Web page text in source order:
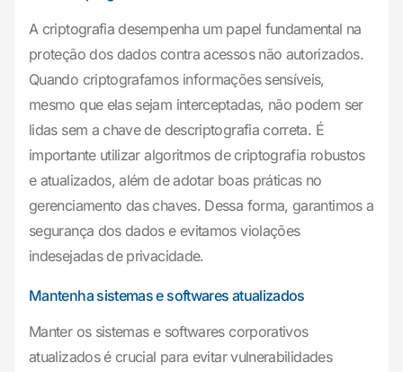
A criptografia desempenha um papel fundamental na
proteção dos dados contra acessos não autorizados.
Quando criptografamos informações sensíveis,
mesmo que elas sejam interceptadas, não podem ser
lidas sem a chave de descriptografia correta. É
importante utilizar algoritmos de criptografia robustos
e atualizados, além de adotar boas práticas no
gerenciamento das chaves. Dessa forma, garantimos a
segurança dos dados e evitamos violações
indesejadas de privacidade.
Mantenha sistemas e softwares atualizados
Manter os sistemas e softwares corporativos
atualizados é crucial para evitar vulnerabilidades